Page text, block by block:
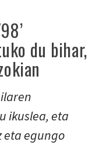
du bihar,
ikuslea, eta
egungo